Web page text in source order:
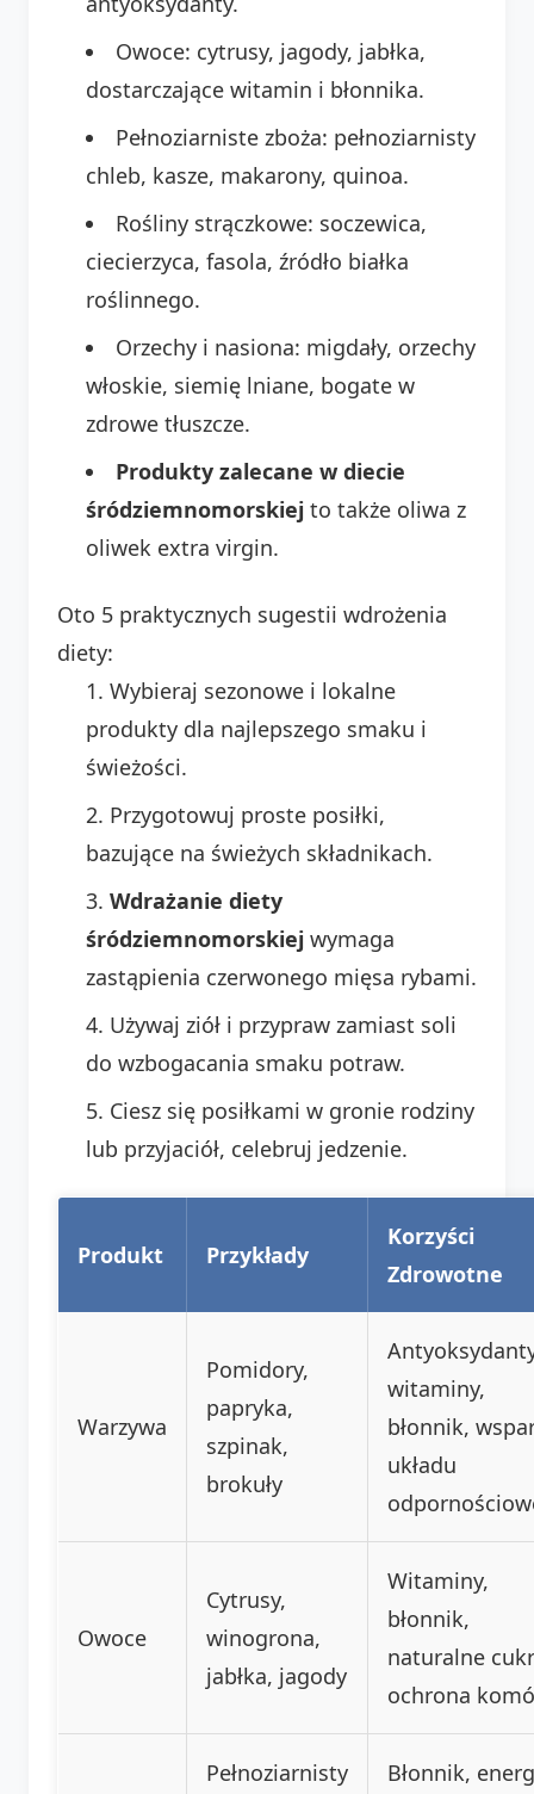
Owoce: cytrusy, jagody, jabłka,
dostarczające witamin i błonnika.
Pełnoziarniste zboża: pełnoziarnisty
chleb, kasze, makarony, quinoa.
Rośliny strączkowe: soczewica,
ciecierzyca, fasola, źródło białka
roślinnego.
Orzechy i nasiona: migdały, orzechy
włoskie, siemię lniane, bogate w
zdrowe tłuszcze.
Produkty zalecane w diecie
śródziemnomorskiej to także oliwa z
oliwek extra virgin.
Oto 5 praktycznych sugestii wdrożenia
diety:
Wybieraj sezonowe i lokalne
produkty dla najlepszego smaku i
świeżości.
Przygotowuj proste posiłki,
bazujące na świeżych składnikach.
Wdrażanie diety
śródziemnomorskiej wymaga
zastąpienia czerwonego mięsa rybami.
Używaj ziół i przypraw zamiast soli
do wzbogacania smaku potraw.
Ciesz się posiłkami w gronie rodziny
lub przyjaciół, celebruj jedzenie.
Produkt Przykłady
Korzyści
Zdrowotne
Warzywa
Pomidory,
papryka,
szpinak,
brokuły
witaminy,
błonnik,
układu
Owoce
Cytrusy,
winogrona,
jabłka, jagody
Witaminy,
błonnik,
naturalne
ochrona
Pełnoziarnisty
Błonnik,